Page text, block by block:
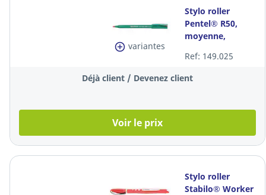
variantes
Stylo roller
Pentel® R50,
moyenne,
rouge liquide, la
pièce
Ref: 149.025
Déjà client / Devenez client
Voir le prix
Stylo roller
Stabilo® Worker